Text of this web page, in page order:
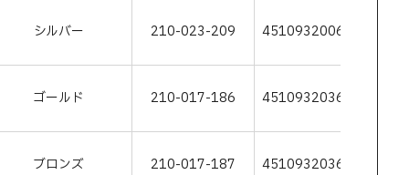
シルバー 210-023-209 4510932006118
ゴールド 210-017-186 4510932036320
ブロンズ 210-017-187 4510932036337